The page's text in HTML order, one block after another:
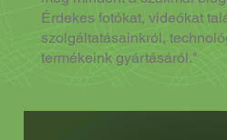
Érdekes fotókat, videókat
szolgáltatásainkról,
termékeink gyártásáról."